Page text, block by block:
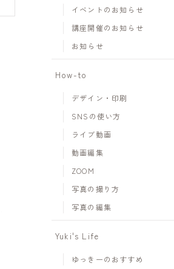
イベントのお知らせ
講座開催のお知らせ
お知らせ
How-to
デザイン・印刷
SNSの使い方
ライブ動画
動画編集
ZOOM
写真の撮り方
写真の編集
Yuki's Life
ゆっきーのおすすめ